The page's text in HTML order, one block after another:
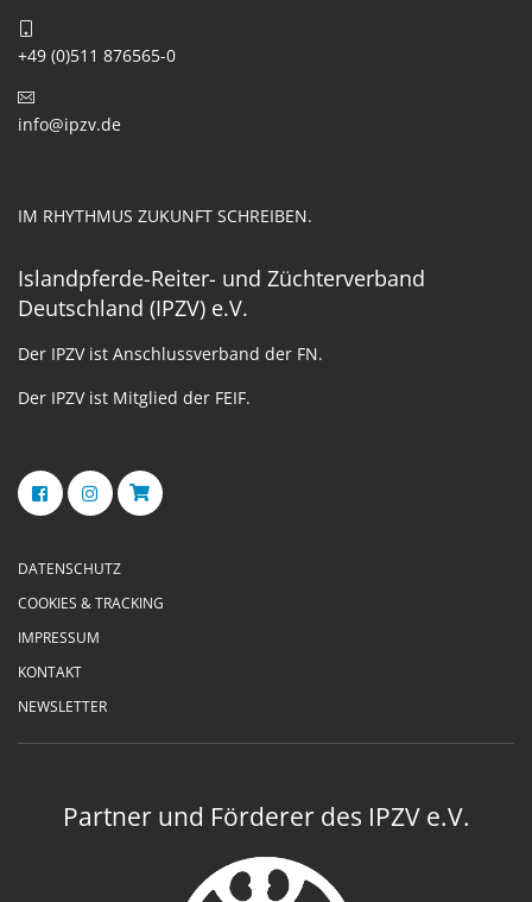
+49 (0)511 876565-0
info@ipzv.de
IM RHYTHMUS ZUKUNFT SCHREIBEN.
Islandpferde-Reiter- und Züchterverband
Deutschland (IPZV) e.V.
Der IPZV ist Anschlussverband der FN.
Der IPZV ist Mitglied der FEIF.
DATENSCHUTZ
COOKIES & TRACKING
IMPRESSUM
KONTAKT
NEWSLETTER
Partner und Förderer des IPZV e.V.